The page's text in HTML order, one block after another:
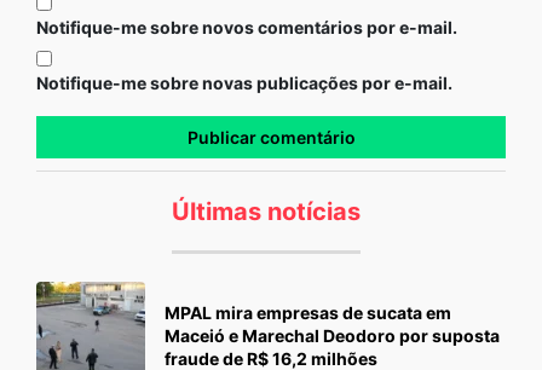
Notifique-me sobre novos comentários por e-mail.
Notifique-me sobre novas publicações por e-mail.
Últimas notícias
MPAL mira empresas de sucata em
Maceió e Marechal Deodoro por suposta
fraude de R$ 16,2 milhões